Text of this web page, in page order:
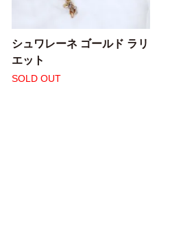
シュワレーネ ゴールド ラリ
エット
SOLD OUT